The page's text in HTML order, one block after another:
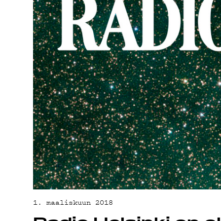
G LIVELAB
YSTÄVÄKLUBI
TIETOSUOJA
1. maaliskuun 2018